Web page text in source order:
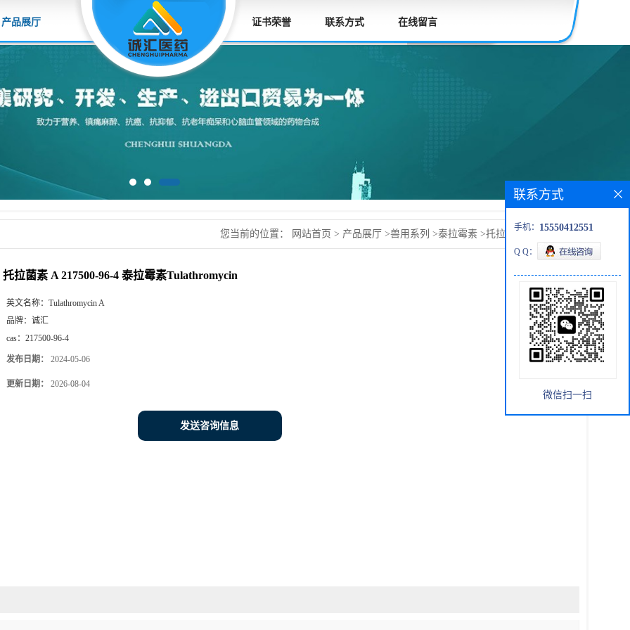
产品展厅 证书荣誉 联系方式 在线留言
您当前的位置： 网站首页 > 产品展厅 >兽用系列 >泰拉霉素 >托拉菌素 A 217500-
托拉菌素 A 217500-96-4 泰拉霉素Tulathromycin
英文名称： Tulathromycin A
品牌： 诚汇
cas： 217500-96-4
发布日期： 2024-05-06
更新日期： 2026-08-04
发送咨询信息
联系方式
手机： 15550412551
Q Q：
微信扫一扫